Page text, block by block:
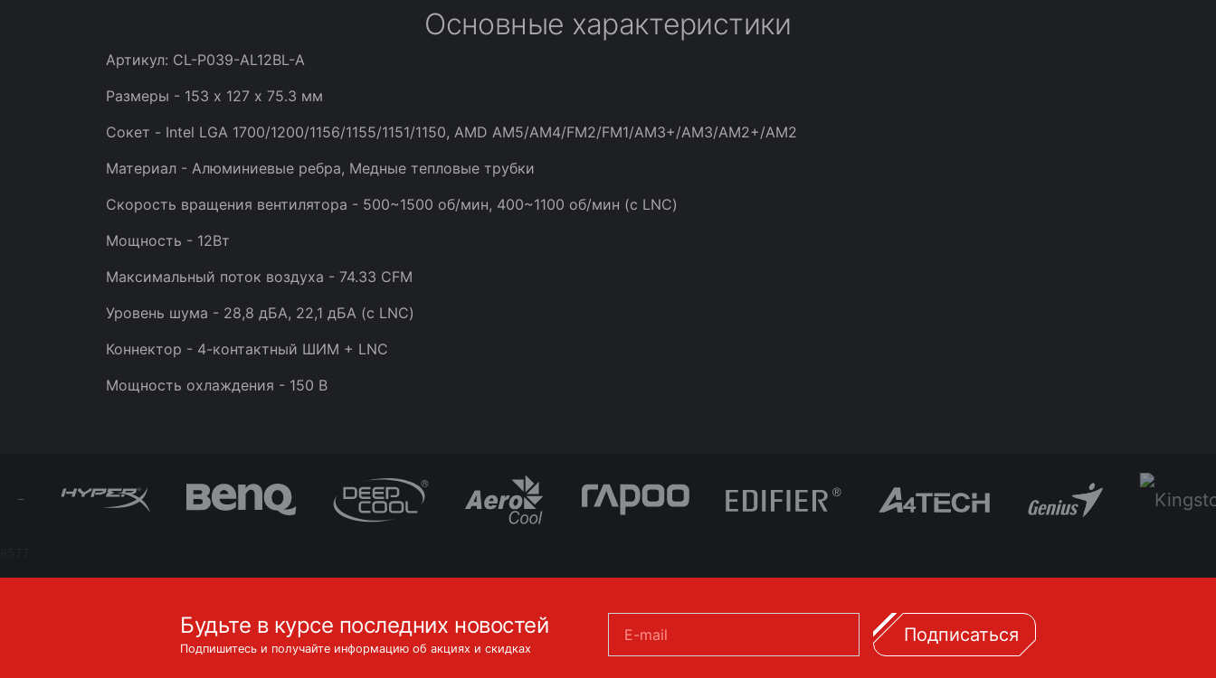
Основные характеристики
Артикул: CL-P039-AL12BL-A
Размеры - 153 х 127 х 75.3 мм
Сокет - Intel LGA 1700/1200/1156/1155/1151/1150, AMD AM5/AM4/FM2/FM1/AM3+/AM3/AM2+/AM2
Материал - Алюминиевые ребра, Медные тепловые трубки
Скорость вращения вентилятора - 500~1500 об/мин, 400~1100 об/мин (с LNC)
Мощность - 12Вт
Максимальный поток воздуха - 74.33 CFM
Уровень шума - 28,8 дБА, 22,1 дБА (с LNC)
Коннектор - 4-контактный ШИМ + LNC
Мощность охлаждения - 150 В
Будьте в курсе последних новостей
Подпишитесь и получайте информацию об акциях и скидках
E-mail Подписаться